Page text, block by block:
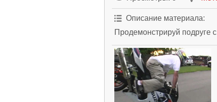
Описание материала:
Продемонстрируй подруге